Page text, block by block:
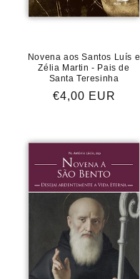
Novena aos Santos Luís e
Zélia Martin - Pais de
Santa Teresinha
Preço
€4,00 EUR